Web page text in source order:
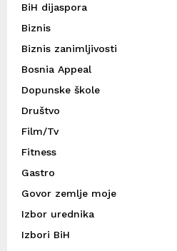
BiH dijaspora
Biznis
Biznis zanimljivosti
Bosnia Appeal
Dopunske škole
Društvo
Film/Tv
Fitness
Gastro
Govor zemlje moje
Izbor urednika
Izbori BiH